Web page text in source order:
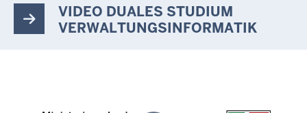
VIDEO DUALES STUDIUM
VERWALTUNGSINFORMATIK